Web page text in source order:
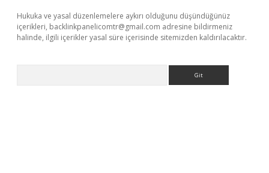
Hukuka ve yasal düzenlemelere aykırı olduğunu düşündüğünüz
içerikleri, backlinkpanelicomtr@gmail.com adresine bildirmeniz
halinde, ilgili içerikler yasal süre içerisinde sitemizden kaldırılacaktır.